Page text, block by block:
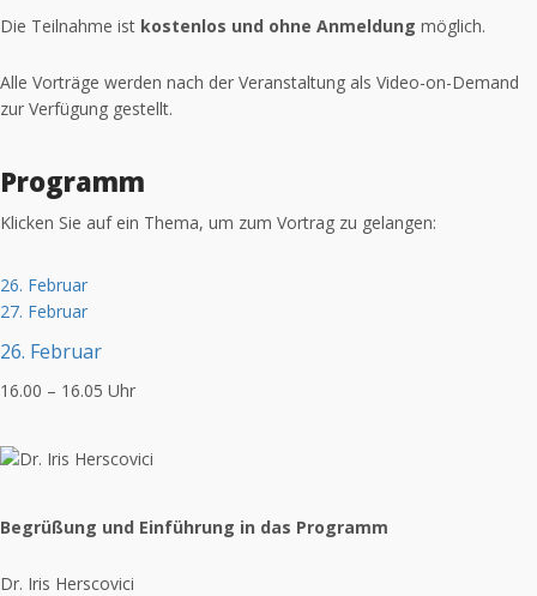
Die Teilnahme ist kostenlos und ohne Anmeldung möglich.
Alle Vorträge werden nach der Veranstaltung als Video-on-Demand
zur Verfügung gestellt.
Programm
Klicken Sie auf ein Thema, um zum Vortrag zu gelangen:
26. Februar
27. Februar
26. Februar
16.00 – 16.05 Uhr
Begrüßung und Einführung in das Programm
Dr. Iris Herscovici